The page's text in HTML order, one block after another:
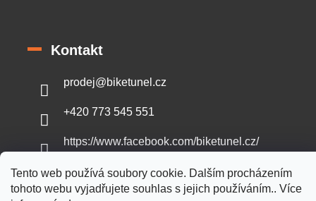
Tento web používá soubory cookie. Dalším procházením
tohoto webu vyjadřujete souhlas s jejich používáním.. Více
Kontakt
prodej@biketunel.cz
+420 773 545 551
https://www.facebook.com/biketunel.cz/